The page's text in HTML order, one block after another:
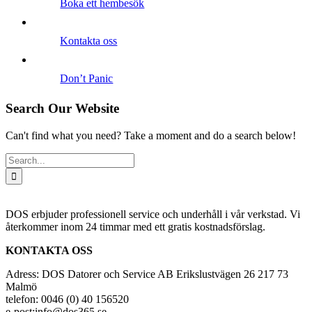
Boka ett hembesök
Kontakta oss
Don’t Panic
Search Our Website
Can't find what you need? Take a moment and do a search below!
Search
for:
DOS erbjuder professionell service och underhåll i vår verkstad. Vi
återkommer inom 24 timmar med ett gratis kostnadsförslag.
KONTAKTA OSS
Adress: DOS Datorer och Service AB Erikslustvägen 26 217 73
Malmö
telefon: 0046 (0) 40 156520